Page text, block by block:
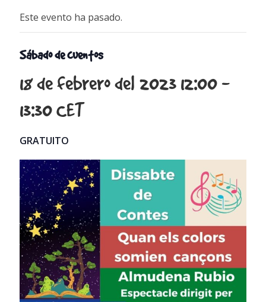
Este evento ha pasado.
Sábado de cuentos
18 de febrero del 2023 12:00 -
13:30CET
GRATUITO